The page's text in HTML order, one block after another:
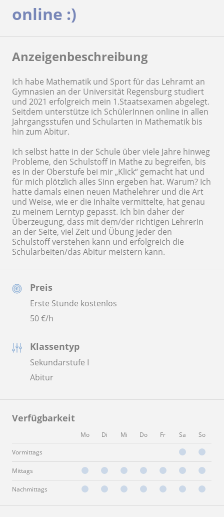
Preis
Erste Stunde kostenlos
50€/h
Klassentyp
Sekundarstufe I
Abitur
Verfügbarkeit
Mo Di Mi Do Fr Sa So
Vormittags
Mittags
Nachmittags
online :)
Anzeigenbeschreibung
Ich habe Mathematik und Sport für das Lehramt an
Gymnasien an der Universität Regensburg studiert
und 2021 erfolgreich mein 1.Staatsexamen abgelegt.
Seitdem unterstütze ich SchülerInnen online in allen
Jahrgangsstufen und Schularten in Mathematik bis
hin zum Abitur.
Ich selbst hatte in der Schule über viele Jahre hinweg
Probleme, den Schulstoff in Mathe zu begreifen, bis
es in der Oberstufe bei mir „Klick“ gemacht hat und
für mich plötzlich alles Sinn ergeben hat. Warum? Ich
hatte damals einen neuen Mathelehrer und die Art
und Weise, wie er die Inhalte vermittelte, hat genau
zu meinem Lerntyp gepasst. Ich bin daher der
Überzeugung, dass mit dem/der richtigen LehrerIn
an der Seite, viel Zeit und Übung jeder den
Schulstoff verstehen kann und erfolgreich die
Schularbeiten/das Abitur meistern kann.